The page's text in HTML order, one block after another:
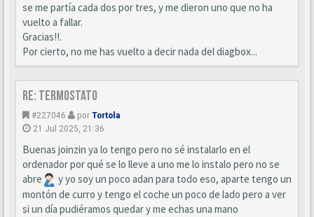
se me partía cada dos por tres, y me dieron uno que no ha
vuelto a fallar.
Gracias!!.
Por cierto, no me has vuelto a decir nada del diagbox...
Re: Termostato
#227046 porTortola
21 Jul 2025, 21:36
Buenas joinzin ya lo tengo pero no sé instalarlo en el
ordenador por qué se lo lleve a uno me lo instalo pero no se
abre
y yo soy un poco adan para todo eso, aparte tengo un
montón de curro y tengo el coche un poco de lado pero a ver
si un día pudiéramos quedar y me echas una mano